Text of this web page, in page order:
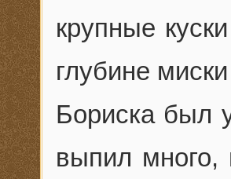
крупные
глубине
Бориска был
выпил много,